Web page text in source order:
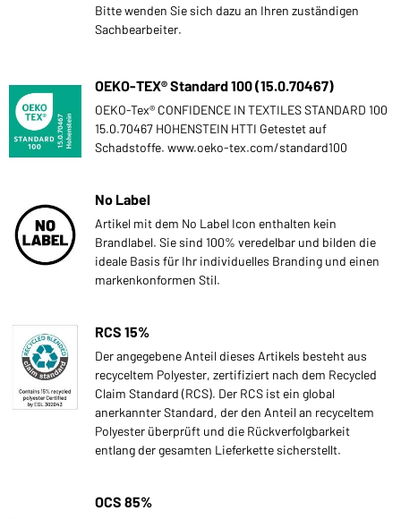
Bitte wenden Sie sich dazu an Ihren zuständigen
Sachbearbeiter.
OEKO-TEX® Standard 100 (15.0.70467)
OEKO-Tex® CONFIDENCE IN TEXTILES STANDARD 100
15.0.70467 HOHENSTEIN HTTI Getestet auf
Schadstoffe. www.oeko-tex.com/standard100
No Label
Artikel mit dem No Label Icon enthalten kein
Brandlabel. Sie sind 100% veredelbar und bilden die
ideale Basis für Ihr individuelles Branding und einen
markenkonformen Stil.
RCS 15%
Der angegebene Anteil dieses Artikels besteht aus
recyceltem Polyester, zertifiziert nach dem Recycled
Claim Standard (RCS). Der RCS ist ein global
anerkannter Standard, der den Anteil an recyceltem
Polyester überprüft und die Rückverfolgbarkeit
entlang der gesamten Lieferkette sicherstellt.
OCS 85%